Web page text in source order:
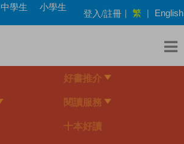
中學生
小學生
登入/註冊 | 繁 | English
好書推介
閱讀服務
十本好讀